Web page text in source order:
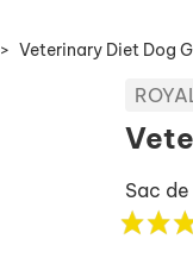
> Veterinary Diet Dog
Sac de